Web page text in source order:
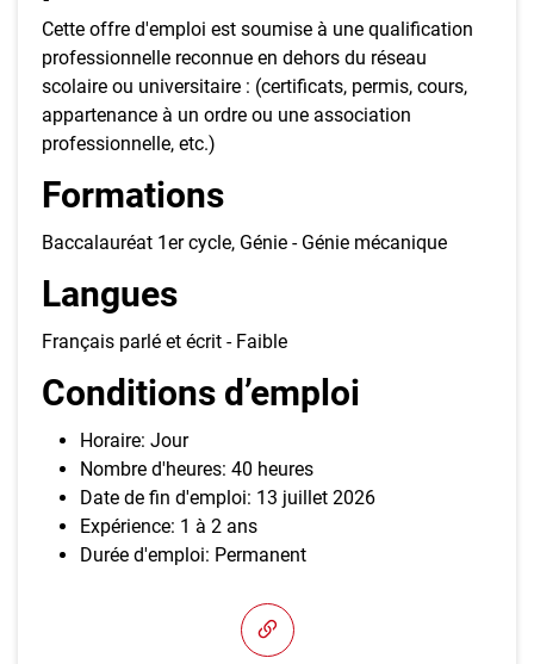
Cette offre d'emploi est soumise à une qualification
professionnelle reconnue en dehors du réseau
scolaire ou universitaire : (certificats, permis, cours,
appartenance à un ordre ou une association
professionnelle, etc.)
Formations
Baccalauréat 1er cycle, Génie - Génie mécanique
Langues
Français parlé et écrit - Faible
Conditions d’emploi
Horaire: Jour
Nombre d'heures: 40 heures
Date de fin d'emploi: 13 juillet 2026
Expérience: 1 à 2 ans
Durée d'emploi: Permanent